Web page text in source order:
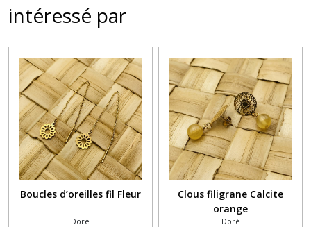
intéressé par
Boucles d’oreilles fil Fleur
Doré
Clous filigrane Calcite
orange
Doré